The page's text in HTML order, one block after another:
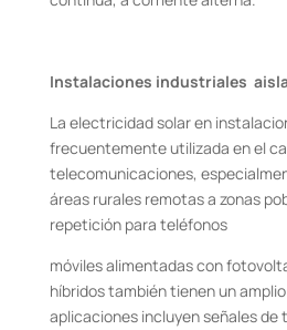
Instalaciones industriales
La electricidad solar en
frecuentemente utilizada en el
telecomunicaciones,
áreas rurales remotas a zonas
repetición para teléfonos
móviles alimentadas con
híbridos también tienen un
aplicaciones incluyen señales